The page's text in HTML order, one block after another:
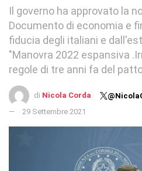
Il governo ha approvato la
Documento di economia e
fiducia degli italiani e
"Manovra 2022 espansiva
regole di tre anni fa del
di Nicola Corda
29 Settembre 2021